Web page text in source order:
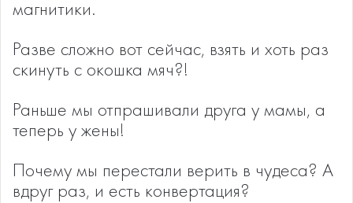
магнитики.
Разве сложно вот сейчас, взять и хоть раз
скинуть с окошка мяч?!
Раньше мы отпрашивали друга у мамы, а
теперь у жены!
Почему мы перестали верить в чудеса? А
вдруг раз, и есть конвертация?